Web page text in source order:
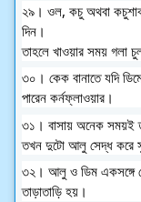
২৯। ওল, কচু অথবা কচুশাক
দিন।
তাহলে খাওয়ার সময় গলা
৩০। কেক বানাতে যদি
পারেন কর্নফ্লাওয়ার।
৩১। বাসায় অনেক সময়ই
তখন দুটো আলু সেদ্ধ করে
৩২। আলু ও ডিম একসঙ্গে
তাড়াতাড়ি হয়।